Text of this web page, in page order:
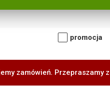
promocja
zamówień. Przepraszamy